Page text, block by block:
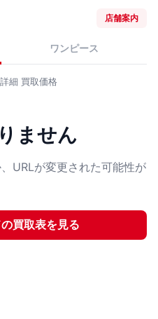
店舗案内
ワンピース
細 買取価格
ません
URLが変更された可能性が
の買取表を見る